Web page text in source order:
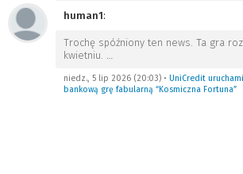
human1:
Trochę spóźniony ten news. Ta gra
kwietniu. …
niedz., 5 lip 2026 (20:03) • UniCredit
bankową grę fabularną “Kosmiczna Fortuna”